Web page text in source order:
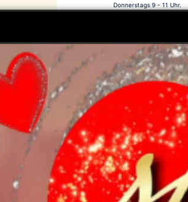
Donnerstags 9 - 11 Uhr.